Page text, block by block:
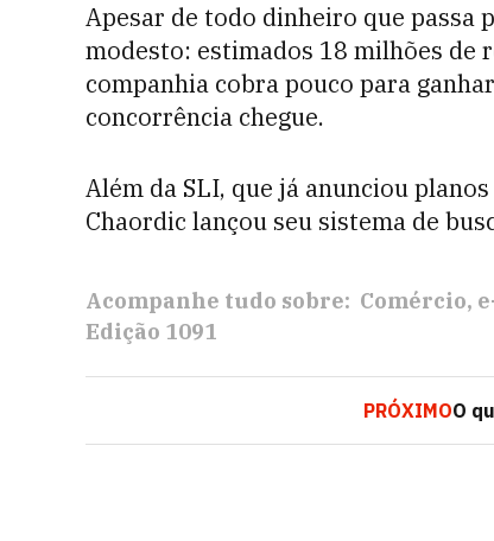
Apesar de todo dinheiro que passa
modesto: estimados 18 milhões de
companhia cobra pouco para
concorrência chegue.
Além da SLI, que já anunciou
Chaordic lançou seu sistema de
Acompanhe tudo sobre: Comércio
Edição 1091
PRÓXIMOO